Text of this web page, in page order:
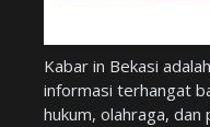
Kabar in Bekasi
informasi terhangat
hukum, olahraga, dan